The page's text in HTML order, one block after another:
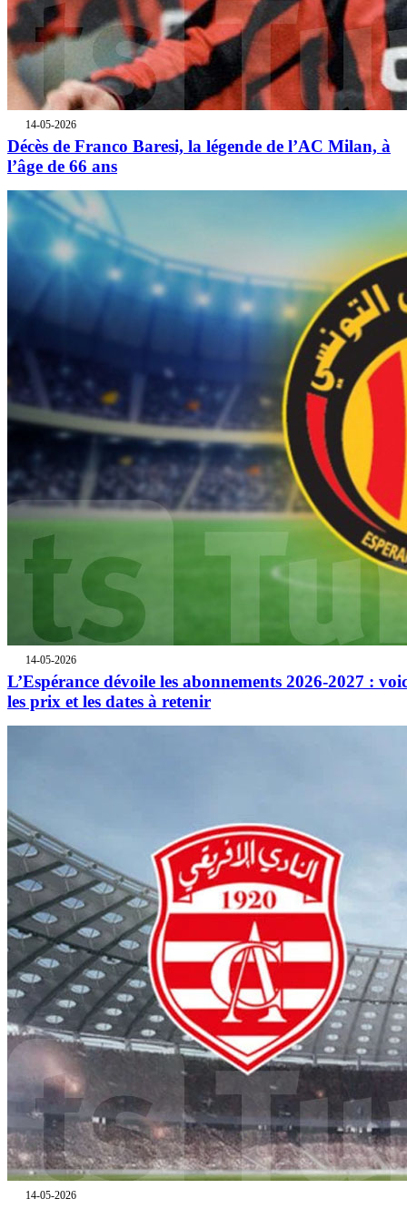
14-05-2026
Décès de Franco Baresi, la légende de l’AC Milan, à
l’âge de 66 ans
14-05-2026
L’Espérance dévoile les abonnements 2026-2027 :
les prix et les dates à retenir
14-05-2026